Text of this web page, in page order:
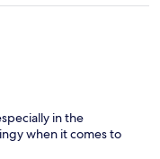
in the
when it comes to